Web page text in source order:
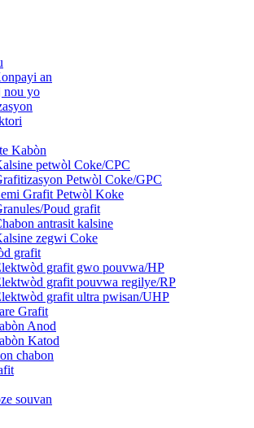
an
nou yo
Kabòn
petwòl Coke/CPC
Petwòl Coke/GPC
Grafit Petwòl Koke
Poud grafit
antrasit kalsine
zegwi Coke
grafit
grafit gwo pouvwa/HP
grafit pouvwa regilye/RP
grafit ultra pwisan/UHP
Grafit
Anod
Katod
​​chabon
souvan